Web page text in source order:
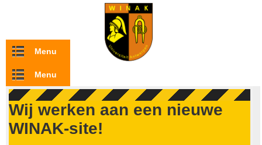
Overslaan en naar de inhoud gaan
Menu
Menu
Wij werken aan een nieuwe
WINAK-site!